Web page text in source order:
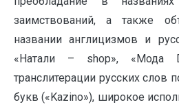
заимствований, а также
названии англицизмов и
«Натали – shop», «Мода
транслитерации русских слов
букв («Kazino»), широкое